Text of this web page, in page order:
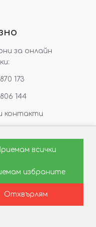
за онлайн
173
144
контакти
изберете Victoria
изберем годежен
всички
избраните
Отхвърлям